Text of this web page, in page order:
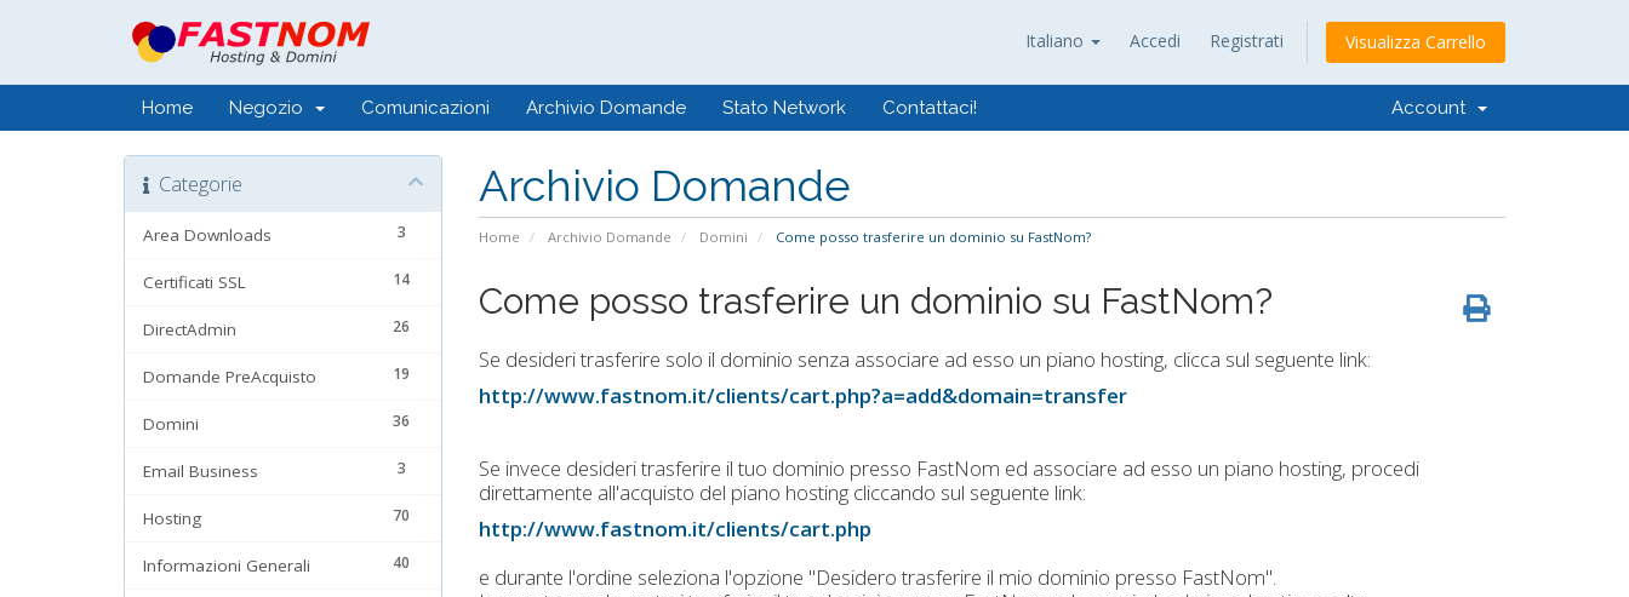
Italiano Accedi Registrati Visualizza Carrello
Home Negozio Comunicazioni Archivio Domande Stato Network Contattaci! Account
Archivio Domande
Home Archivio Domande Domini Come posso trasferire un dominio su FastNom?
Categorie
3
Area Downloads
14
Certificati SSL
26
DirectAdmin
19
Domande PreAcquisto
36
Domini
3
Email Business
70
Hosting
40
Informazioni Generali
Come posso trasferire un dominio su FastNom?
Se desideri trasferire solo il dominio senza associare ad esso un piano hosting, clicca sul seguente link:
http://www.fastnom.it/clients/cart.php?a=add&domain=transfer
Se invece desideri trasferire il tuo dominio presso FastNom ed associare ad esso un piano hosting, procedi
direttamente all'acquisto del piano hosting cliccando sul seguente link:
http://www.fastnom.it/clients/cart.php
e durante l'ordine seleziona l'opzione "Desidero trasferire il mio dominio presso FastNom".